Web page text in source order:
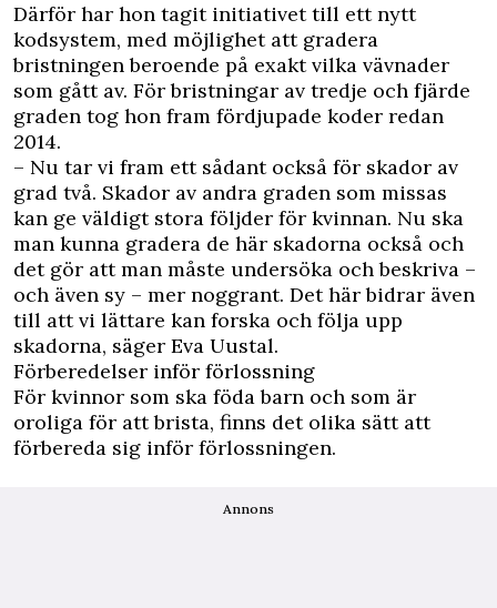
Därför har hon tagit initiativet till ett nytt
kodsystem, med möjlighet att gradera
bristningen beroende på exakt vilka vävnader
som gått av. För bristningar av tredje och fjärde
graden tog hon fram fördjupade koder redan
2014.
– Nu tar vi fram ett sådant också för skador av
grad två. Skador av andra graden som missas
kan ge väldigt stora följder för kvinnan. Nu ska
man kunna gradera de här skadorna också och
det gör att man måste undersöka och beskriva –
och även sy – mer noggrant. Det här bidrar även
till att vi lättare kan forska och följa upp
skadorna, säger Eva Uustal.
Förberedelser inför förlossning
För kvinnor som ska föda barn och som är
oroliga för att brista, finns det olika sätt att
förbereda sig inför förlossningen.
Annons